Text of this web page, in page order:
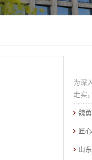
为深
走实
魏
匠
山